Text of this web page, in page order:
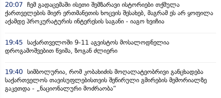
20:07 ჩემ გადაცემაში ისეთი შემზარავი ისტორიები თქმულა
ქართველების მიერ ერთმანეთის ხოცვის შესახებ, მაგრამ ეს არ ყოფილა
აქამდე პროკურატურის ინტერესის საგანი - იაგო ხვიჩია
19:45 საქართველოში 9-11 აგვისტოს მოსალოდნელია
დროგამოშვებით წვიმა, ზოგან ძლიერი
19:40 სიმბოლურია, რომ კობახიძის მოღალატეობრივი განცხადება
საქართველოს თავისუფლებისთვის შეწირული გმირების მემორიალზე
გაკეთდა - „ნაციონალური მოძრაობა“